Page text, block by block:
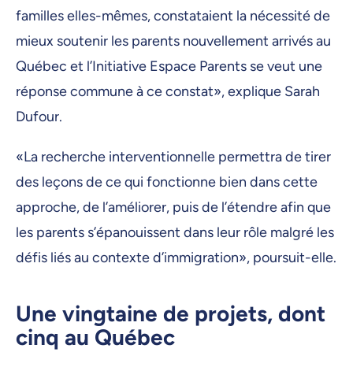
familles elles-mêmes, constataient la nécessité de
mieux soutenir les parents nouvellement arrivés au
Québec et l’Initiative Espace Parents se veut une
réponse commune à ce constat», explique Sarah
Dufour.
«La recherche interventionnelle permettra de tirer
des leçons de ce qui fonctionne bien dans cette
approche, de l’améliorer, puis de l’étendre afin que
les parents s’épanouissent dans leur rôle malgré les
défis liés au contexte d’immigration», poursuit-elle.
Une vingtaine de projets, dont
cinq au Québec